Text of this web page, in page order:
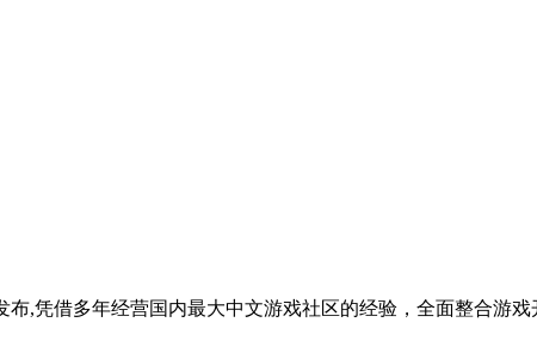
,凭借多年经营国内最大中文游戏社区的经验，全面整合游